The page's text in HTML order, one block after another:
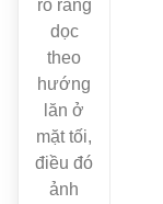
rõ ràng
dọc
theo
hướng
lăn ở
mặt tối,
điều đó
ảnh